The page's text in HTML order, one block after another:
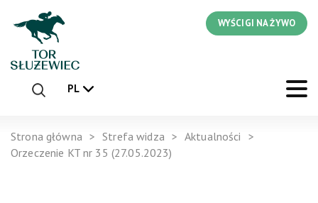
WYŚCIGI NA ŻYWO
PL
Strona główna Strefa widza
Aktualności
Orzeczenie KT nr 35 (27.05.2023)